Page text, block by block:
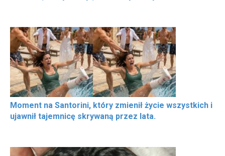
Moment na Santorini, który zmienił życie wszystkich i
ujawnił tajemnicę skrywaną przez lata.